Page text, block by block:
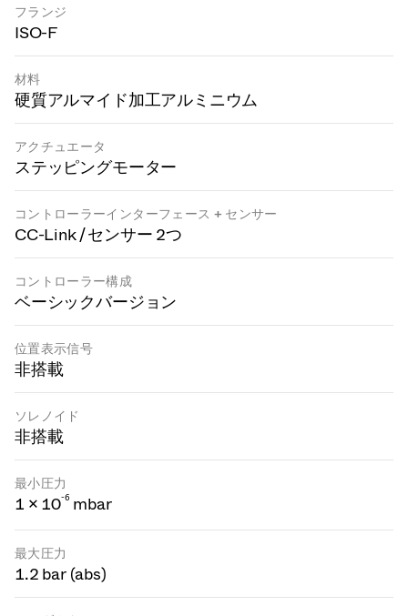
フランジ
ISO-F
材料
硬質アルマイド加工アルミニウム
アクチュエータ
ステッピングモーター
コントローラーインターフェース + センサー
CC-Link / センサー 2つ
コントローラー構成
ベーシックバージョン
位置表示信号
非搭載
ソレノイド
非搭載
最小圧力
1 × 10-6 mbar
最大圧力
1.2 bar (abs)